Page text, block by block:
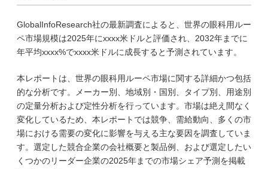
GlobalInfoResearch社の最新調査によると、世界の眼科用ルー
ペ市場規模は2025年にxxxx米ドルと評価され、2032年までに
年平均xxxx%でxxxx米ドルに成長すると予測されています。
本レポートは、世界の眼科用ルーペ市場に関する詳細かつ包括
的な分析です。メーカー別、地域別・国別、タイプ別、用途別
の定量分析および定性分析を行っています。市場は絶え間なく
変化しているため、本レポートでは競争、需給動向、多くの市
場における需要の変化に影響を与える主な要因を調査していま
す。選定した競合企業の会社概要と製品例、および選定したい
くつかのリーダー企業の2025年までの市場シェア予測を掲載